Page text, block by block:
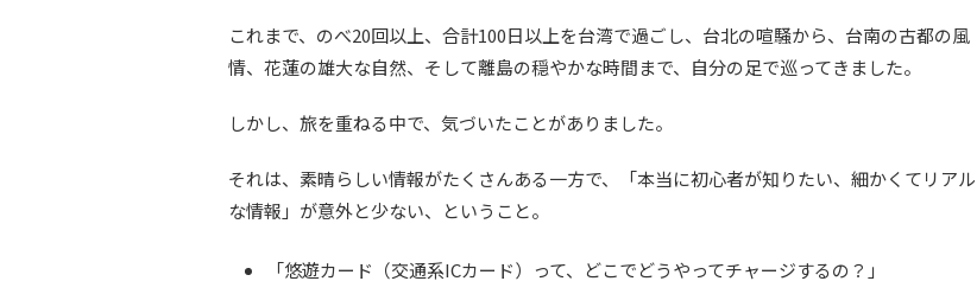
これまで、のべ20回以上、合計100日以上を台湾で過ごし、台北の喧騒から、台南の古都の風
情、花蓮の雄大な自然、そして離島の穏やかな時間まで、自分の足で巡ってきました。
しかし、旅を重ねる中で、気づいたことがありました。
それは、素晴らしい情報がたくさんある一方で、「本当に初心者が知りたい、細かくてリアル
な情報」が意外と少ない、ということ。
「悠遊カード（交通系ICカード）って、どこでどうやってチャージするの？」